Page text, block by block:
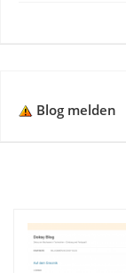
Blog melden